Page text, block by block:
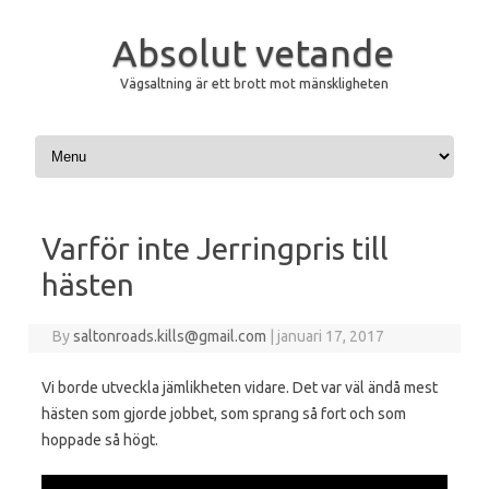
Absolut vetande
Vägsaltning är ett brott mot mänskligheten
Skip to content
Varför inte Jerringpris till
hästen
Bysaltonroads.kills@gmail.com januari 17, 2017
Vi borde utveckla jämlikheten vidare. Det var väl ändå mest
hästen som gjorde jobbet, som sprang så fort och som
hoppade så högt.